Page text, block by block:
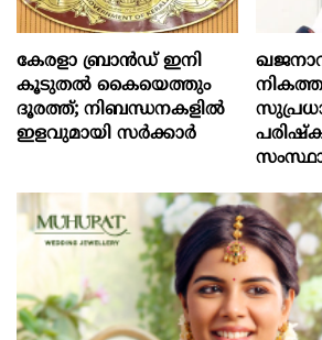
കേരളാ ബ്രാൻഡ് ഇനി
കൂടുതൽ കൈയെത്തും
ദൂരത്ത്; നിബന്ധനകളിൽ
ഇളവുമായി സർക്കാർ